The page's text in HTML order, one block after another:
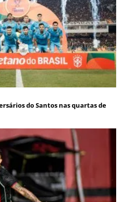
do Santos nas quartas de